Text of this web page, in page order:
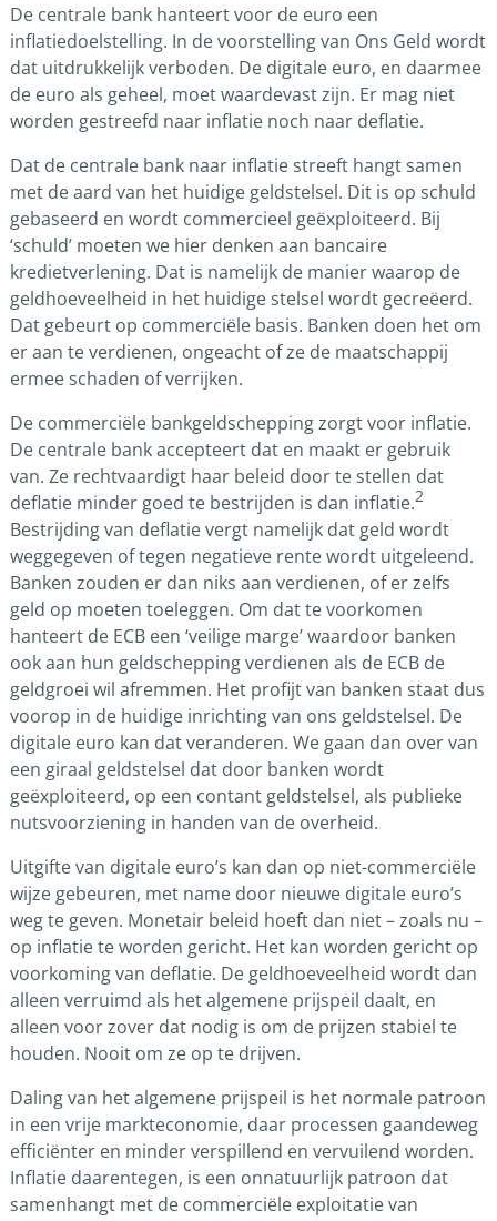
De centrale bank hanteert voor de euro een
inflatiedoelstelling. In de voorstelling van Ons Geld wordt
dat uitdrukkelijk verboden. De digitale euro, en daarmee
de euro als geheel, moet waardevast zijn. Er mag niet
worden gestreefd naar inflatie noch naar deflatie.
Dat de centrale bank naar inflatie streeft hangt samen
met de aard van het huidige geldstelsel. Dit is op schuld
gebaseerd en wordt commercieel geëxploiteerd. Bij
‘schuld’ moeten we hier denken aan bancaire
kredietverlening. Dat is namelijk de manier waarop de
geldhoeveelheid in het huidige stelsel wordt gecreëerd.
Dat gebeurt op commerciële basis. Banken doen het om
er aan te verdienen, ongeacht of ze de maatschappij
ermee schaden of verrijken.
De commerciële bankgeldschepping zorgt voor inflatie.
De centrale bank accepteert dat en maakt er gebruik
van. Ze rechtvaardigt haar beleid door te stellen dat
deflatie minder goed te bestrijden is dan inflatie.2
Bestrijding van deflatie vergt namelijk dat geld wordt
weggegeven of tegen negatieve rente wordt uitgeleend.
Banken zouden er dan niks aan verdienen, of er zelfs
geld op moeten toeleggen. Om dat te voorkomen
hanteert de ECB een ‘veilige marge’ waardoor banken
ook aan hun geldschepping verdienen als de ECB de
geldgroei wil afremmen. Het profijt van banken staat dus
voorop in de huidige inrichting van ons geldstelsel. De
digitale euro kan dat veranderen. We gaan dan over van
een giraal geldstelsel dat door banken wordt
geëxploiteerd, op een contant geldstelsel, als publieke
nutsvoorziening in handen van de overheid.
Uitgifte van digitale euro’s kan dan op niet-commerciële
wijze gebeuren, met name door nieuwe digitale euro’s
weg te geven. Monetair beleid hoeft dan niet – zoals nu –
op inflatie te worden gericht. Het kan worden gericht op
voorkoming van deflatie. De geldhoeveelheid wordt dan
alleen verruimd als het algemene prijspeil daalt, en
alleen voor zover dat nodig is om de prijzen stabiel te
houden. Nooit om ze op te drijven.
Daling van het algemene prijspeil is het normale patroon
in een vrije markteconomie, daar processen gaandeweg
efficiënter en minder verspillend en vervuilend worden.
Inflatie daarentegen, is een onnatuurlijk patroon dat
samenhangt met de commerciële exploitatie van